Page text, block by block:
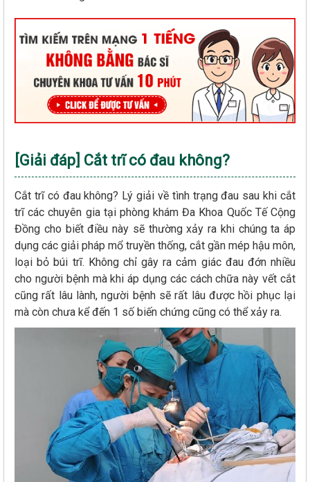
[Giải đáp] Cắt trĩ có đau không?
Cắt trĩ có đau không? Lý giải về tình trạng đau sau khi cắt
trĩ các chuyên gia tại phòng khám Đa Khoa Quốc Tế Cộng
Đồng cho biết điều này sẽ thường xảy ra khi chúng ta áp
dụng các giải pháp mổ truyền thống, cắt gần mép hậu môn,
loại bỏ búi trĩ. Không chỉ gây ra cảm giác đau đớn nhiều
cho người bệnh mà khi áp dụng các cách chữa này vết cắt
cũng rất lâu lành, người bệnh sẽ rất lâu được hồi phục lại
mà còn chưa kể đến 1 số biến chứng cũng có thể xảy ra.